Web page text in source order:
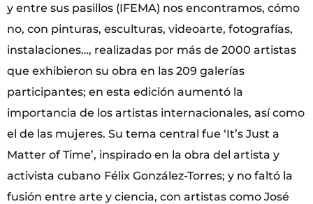
y entre sus pasillos (IFEMA) nos encontramos, cómo
no, con pinturas, esculturas, videoarte, fotografías,
instalaciones…, realizadas por más de 2000 artistas
que exhibieron su obra en las 209 galerías
participantes; en esta edición aumentó la
importancia de los artistas internacionales, así como
el de las mujeres. Su tema central fue ‘It’s Just a
Matter of Time’, inspirado en la obra del artista y
activista cubano Félix González-Torres; y no faltó la
fusión entre arte y ciencia, con artistas como José